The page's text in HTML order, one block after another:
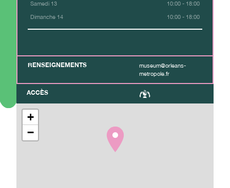
Samedi 13 10:00 - 18:00
Dimanche 14 10:00 - 18:00
RENSEIGNEMENTS
museum@orleans-
metropole.fr
ACCÈS
+
−